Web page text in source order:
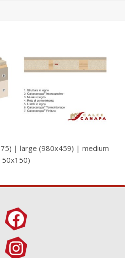
|large (980x459) |medium